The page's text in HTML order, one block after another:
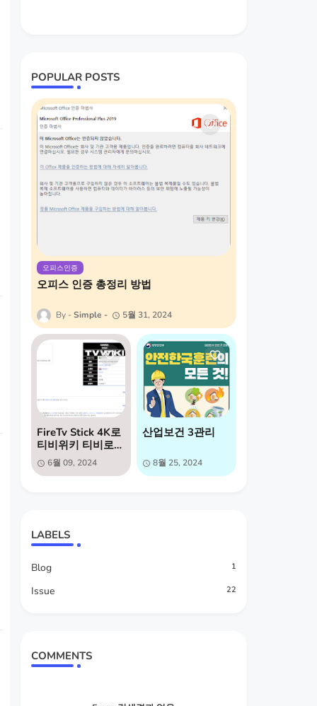
POPULAR POSTS
오피스인증
오피스 인증 총정리 방법
Simple 5월 31, 2024
FireTv Stick 4K로
티비위키 티비로
보는방법
6월 09, 2024
산업보건 3관리
8월 25, 2024
LABELS
Blog 1
Issue 22
COMMENTS